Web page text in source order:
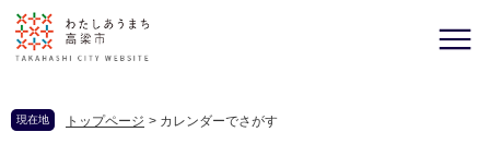
現在地 トップページ > カレンダーでさがす